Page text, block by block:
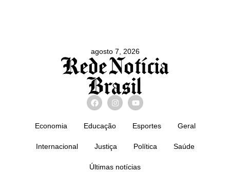
agosto 7, 2026
Economia Educação Esportes Geral
Internacional Justiça Política Saúde
Últimas notícias